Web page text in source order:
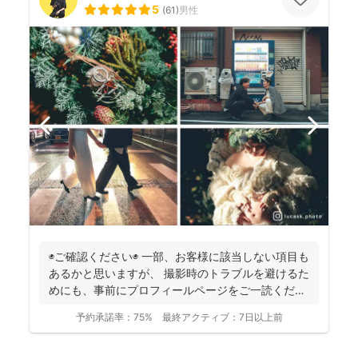
5 (61)男性
◉ご確認ください◉ 一部、お客様に該当しない項目も
あるかと思いますが、 撮影時のトラブルを避けるた
めにも、事前にプロフィールページをご一読くださ
予約承諾率： 75% 最終アクティブ： 7日以上前